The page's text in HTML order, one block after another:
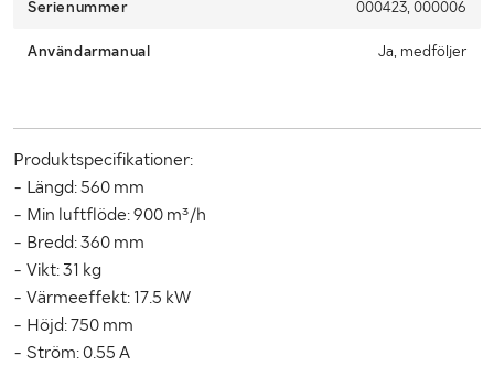
within 12 days from the end of the auction.
Serienummer 000423, 000006
Användarmanual Ja, medföljer
Produktspecifikationer:
- Längd: 560 mm
- Min luftflöde: 900 m³/h
- Bredd: 360 mm
- Vikt: 31 kg
- Värmeeffekt: 17.5 kW
- Höjd: 750 mm
- Ström: 0.55 A